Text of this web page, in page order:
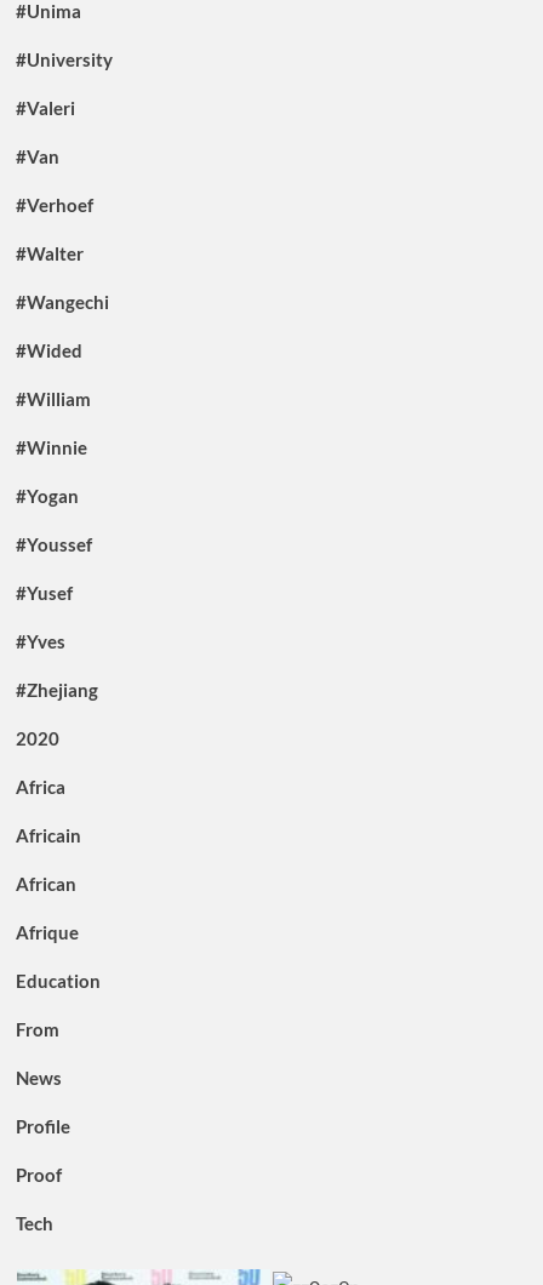
#Unima
#University
#Valeri
#Van
#Verhoef
#Walter
#Wangechi
#Wided
#William
#Winnie
#Yogan
#Youssef
#Yusef
#Yves
#Zhejiang
2020
Africa
Africain
African
Afrique
Education
From
News
Profile
Proof
Tech